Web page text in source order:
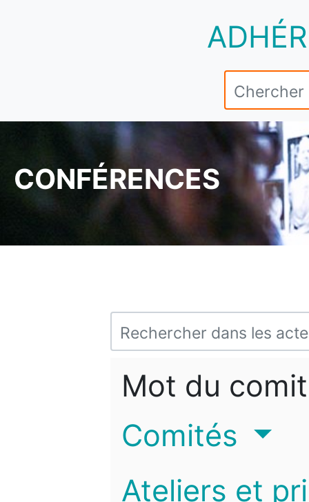
CONFÉRENCES
Mot du
Comités
Ateliers et